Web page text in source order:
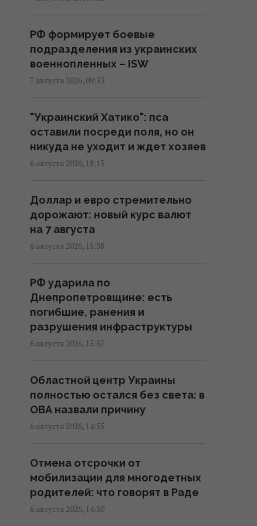
со 150 военными объектами в
Беларуси
11:16 пятница, 07 августа 2026
уничтожен российский
комплекс за $15 млн (видео)
11:00 пятница, 07 августа 2026
сомнение беспристрастность
антикоррупционной вертикали
в деле Галущенко
10:59 пятница, 07 августа 2026
Угроза – баллистика: можно ли
уничтожить пусковые
установки россиян
10:54 пятница, 07 августа 2026
Wildberries в Екатеринбурге за
2000 км от границы (видео)
09:11 пятница, 07 августа 2026
военнопленных для
формирования боевых
подразделений, - ISW
08:24 пятница, 07 августа 2026
РФ формирует боевые
подразделения из украинских
военнопленных – ISW
7 августа 2026, 09:53
"Украинский Хатико": пса
оставили посреди поля, но он
никуда не уходит и ждет хозяев
6 августа 2026, 18:15
Доллар и евро стремительно
дорожают: новый курс валют
на 7 августа
6 августа 2026, 15:58
РФ ударила по
Днепропетровщине: есть
погибшие, ранения и
разрушения инфраструктуры
6 августа 2026, 15:57
Областной центр Украины
полностью остался без света: в
ОВА назвали причину
6 августа 2026, 14:55
Отмена отсрочки от
мобилизации для многодетных
родителей: что говорят в Раде
6 августа 2026, 14:50